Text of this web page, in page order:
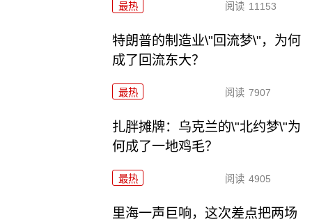
最热 阅读 11153
特朗普的制造业\"回流梦\"，为何
成了回流东大？
最热 阅读 7907
扎胖摊牌：乌克兰的\"北约梦\"为
何成了一地鸡毛？
最热 阅读 4905
里海一声巨响，这次差点把两场